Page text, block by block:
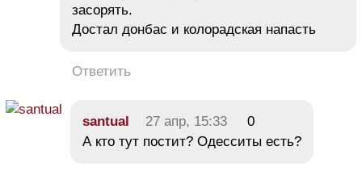
засорять.
Достал донбас и колорадская напасть
Ответить
santual 27 апр, 15:33
0
А кто тут постит? Одесситы есть?